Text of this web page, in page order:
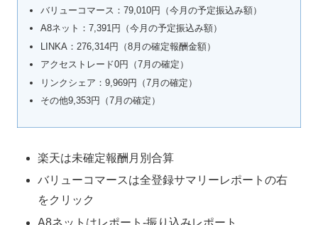
バリューコマース：79,010円（今月の予定振込み額）
A8ネット：7,391円（今月の予定振込み額）
LINKA：276,314円（8月の確定報酬金額）
アクセストレード0円（7月の確定）
リンクシェア：9,969円（7月の確定）
その他9,353円（7月の確定）
楽天は未確定報酬月別合算
バリューコマースは全登録サマリーレポートの右
をクリック
A8ネットはレポート-振り込みレポート